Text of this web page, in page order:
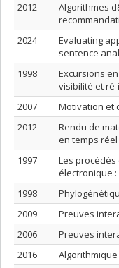
2012
Algorithmes
2024
Evaluating
sentence
1998
Excursions
visibilité et
2007
Motivation et
2012
Rendu de
en temps réel
1997
Les
électronique
1998
2009
Preuves
2006
Preuves
2016